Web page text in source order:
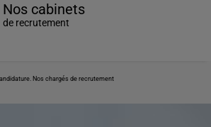
Nos cabinets
de recrutement
Nos chargés de recrutement